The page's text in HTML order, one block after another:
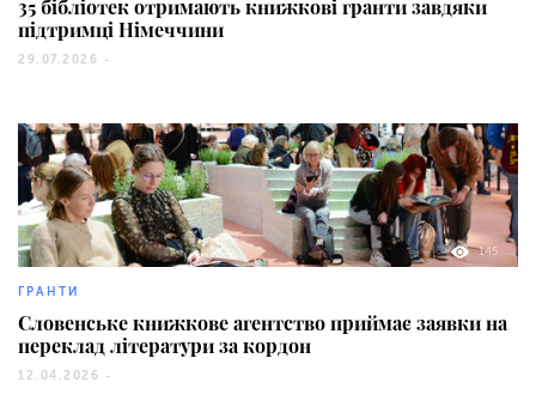
35 бібліотек отримають книжкові гранти завдяки
підтримці Німеччини
29.07.2026 -
145
ГРАНТИ
Словенське книжкове агентство приймає заявки на
переклад літератури за кордон
12.04.2026 -